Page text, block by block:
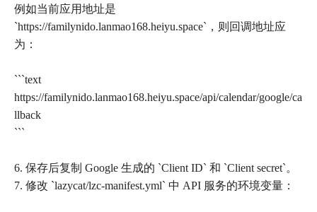
例如当前应用地址是
`https://familynido.lanmao168.heiyu.space`，则回调地址应
为：
```text
https://familynido.lanmao168.heiyu.space/api/calendar/google/ca
llback
```
6. 保存后复制 Google 生成的 `Client ID` 和 `Client secret`。
7. 修改 `lazycat/lzc-manifest.yml` 中 API 服务的环境变量：